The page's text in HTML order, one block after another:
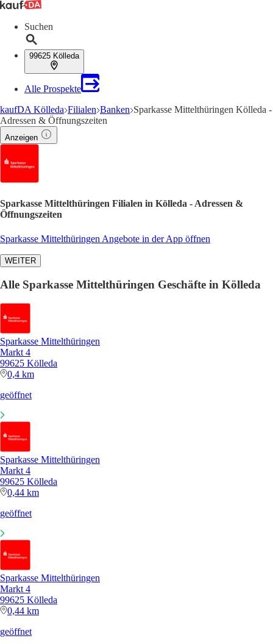
Suchen
99625 Kölleda
Alle Prospekte
kaufDA Kölleda Filialen Banken Sparkasse Mittelthüringen Kölleda -
Adressen & Öffnungszeiten
Anzeigen
Sparkasse Mittelthüringen Filialen in Kölleda - Adressen &
Öffnungszeiten
Sparkasse Mittelthüringen Angebote in der App öffnen
WEITER
Alle Sparkasse Mittelthüringen Geschäfte in Kölleda
Sparkasse Mittelthüringen
Markt 4
99625 Kölleda
0,4 km
geöffnet
Sparkasse Mittelthüringen
Markt 4
99625 Kölleda
0,44 km
geöffnet
Sparkasse Mittelthüringen
Markt 4
99625 Kölleda
0,44 km
geöffnet